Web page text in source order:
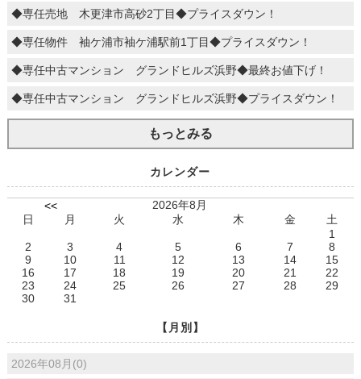
◆専任売地 木更津市高砂2丁目◆プライスダウン！
◆専任物件 袖ケ浦市袖ケ浦駅前1丁目◆プライスダウン！
◆専任中古マンション グランドヒルズ浜野◆最終お値下げ！
◆専任中古マンション グランドヒルズ浜野◆プライスダウン！
もっとみる
カレンダー
<<
2026年8月
日
月 火 水 木 金
土
1
2
3 4 5 6 7
8
9
10 11 12 13 14
15
16
17 18 19 20 21
22
23
24 25 26 27 28
29
30
31
【月別】
2026年08月(0)